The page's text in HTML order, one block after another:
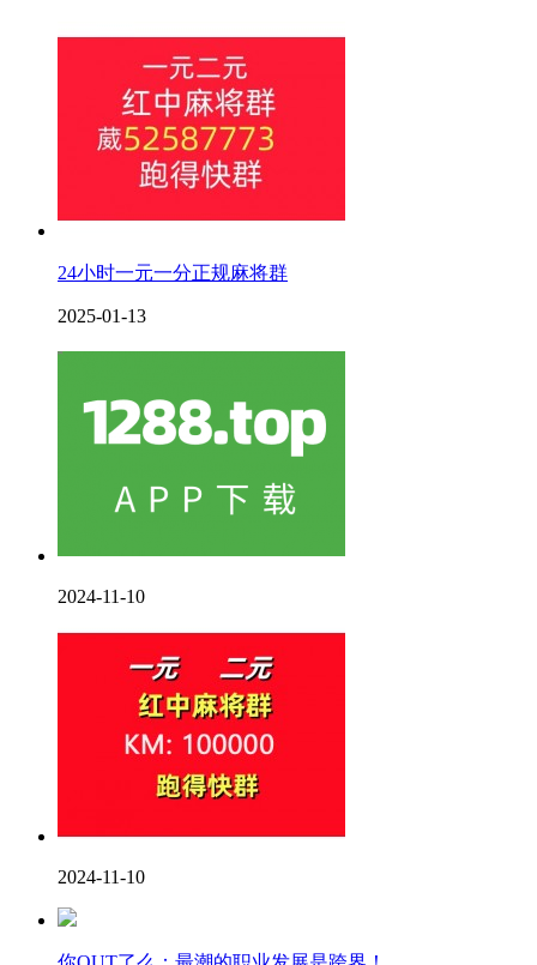
24小时一元一分正规麻将群
2025-01-13
2024-11-10
2024-11-10